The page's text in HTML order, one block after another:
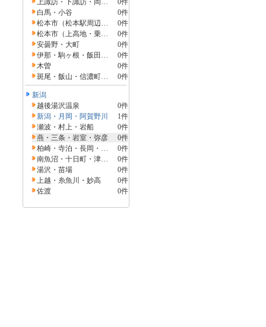
上諏訪・下諏訪・岡谷・霧ヶ峰・美ヶ原高原
0件
白馬・小谷
0件
松本市（松本駅周辺・浅間・美ヶ原・塩尻）
0件
松本市（上高地・乗鞍・白骨・野麦峠）
0件
安曇野・大町
0件
伊那・駒ヶ根・飯田・昼神
0件
木曽
0件
斑尾・飯山・信濃町・黒姫
0件
新潟
越後湯沢温泉
0件
新潟・月岡・阿賀野川
1件
瀬波・村上・岩船
0件
燕・三条・岩室・弥彦
0件
柏崎・寺泊・長岡・魚沼（湯之谷）
0件
南魚沼・十日町・津南（六日町）
0件
湯沢・苗場
0件
上越・糸魚川・妙高
0件
佐渡
0件